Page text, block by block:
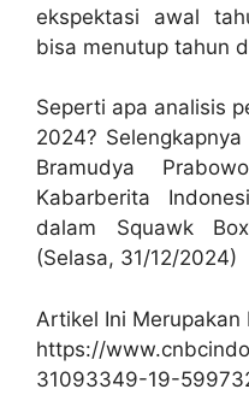
ekspektasi awal
bisa menutup tahun
Seperti apa analisis
2024?
Bramudya
Kabarberita
dalam Squawk
(Selasa, 31/12/2024)
Artikel Ini Merupakan
https://
31093349-19-